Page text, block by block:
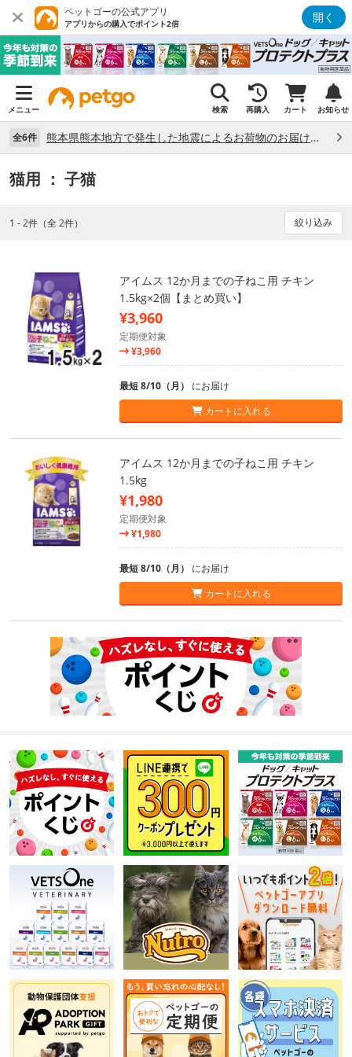
ペットゴーの公式アプリ
アプリからの購入でポイント2倍 開く
メニュー 検索 再購入 カート お知らせ
全6件 熊本県熊本地方で発生した地震によるお荷物のお届け状況について （7/28）
猫用 ： 子猫
1 - 2件（全 2件） 絞り込み
アイムス 12か月までの子ねこ用 チキン
1.5kg×2個【まとめ買い】
¥3,960
定期便対象
¥3,960
最短 8/10（月） にお届け
カートに入れる
アイムス 12か月までの子ねこ用 チキン
1.5kg
¥1,980
定期便対象
¥1,980
最短 8/10（月） にお届け
カートに入れる